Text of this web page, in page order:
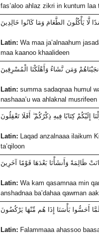
fas’aloo ahlaz zikri in kuntum laa
لَّا يَأْكُلُونَ الطَّعَامَ وَمَا كَانُوا خَالِدِينَ
Latin: Wa maa ja’alnaahum
maa kaanoo khaalideen
وَمَن نَّشَاءُ وَأَهْلَكْنَا الْمُسْرِفِينَ
Latin: summa sadaqnaa humul
nashaaa’u wa ahlaknal musrifeen
إِلَيْكُمْ كِتَابًا فِيهِ ذِكْرُكُمْ ۖ أَفَلَا تَعْقِلُونَ
Latin: Laqad anzalnaaa ilaikum
ta’qiloon
ظَالِمَةً وَأَنشَأْنَا بَعْدَهَا قَوْمًا آخَرِينَ
Latin: Wa kam qasamnaa min
anshadnaa ba’dahaa qawman
أَحَسُّوا بَأْسَنَا إِذَا هُم مِّنْهَا يَرْكُضُونَ
Latin: Falammaaa ahassoo